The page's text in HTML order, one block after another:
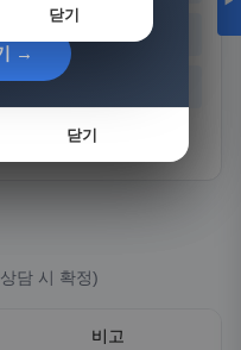
충남
경북
담 시 확정)
비고
닫기
→
닫기
→
닫기